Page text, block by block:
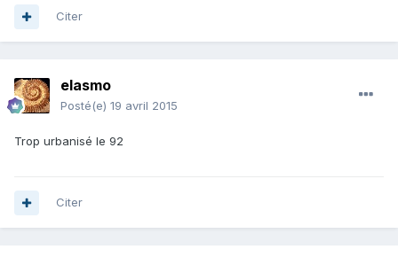
Citer
elasmo
Posté(e) 19 avril 2015
Trop urbanisé le 92
Citer